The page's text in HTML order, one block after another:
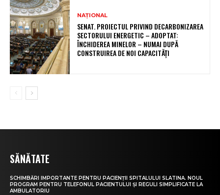
NAȚIONAL
SENAT. PROIECTUL PRIVIND DECARBONIZAREA
SECTORULUI ENERGETIC – ADOPTAT:
ÎNCHIDEREA MINELOR – NUMAI DUPĂ
CONSTRUIREA DE NOI CAPACITĂȚI
SĂNĂTATE
SCHIMBĂRI IMPORTANTE PENTRU PACIENȚII SPITALULUI SLATINA. NOUL
PROGRAM PENTRU TELEFONUL PACIENTULUI ȘI REGULI SIMPLIFICATE LA
AMBULATORIU